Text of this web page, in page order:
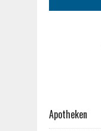
Apotheken